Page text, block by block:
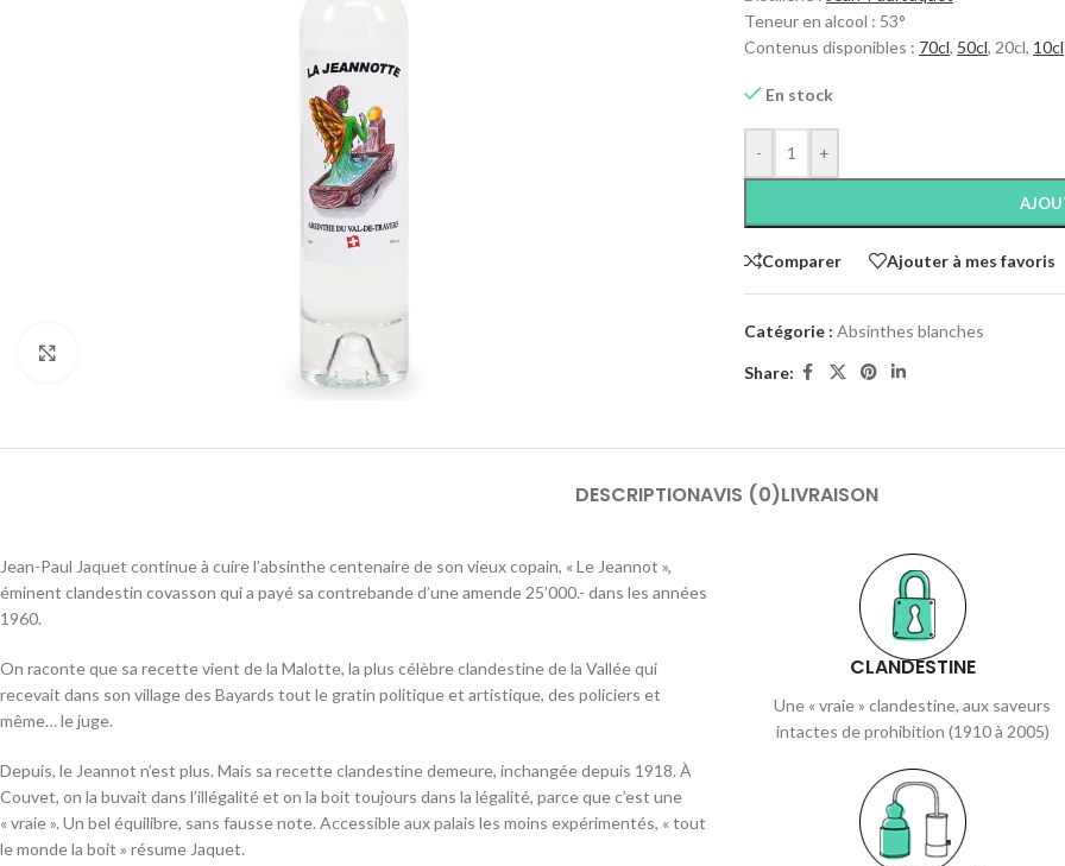
Teneur en alcool : 53°
Contenus disponibles : 70cl, 50cl, 20cl, 10cl
En stock
- +
Comparer Ajouter à mes favoris
Catégorie : Absinthes blanches
Share:
DESCRIPTIONAVIS (0)LIVRAISON
Jean-Paul Jaquet continue à cuire l’absinthe centenaire de son vieux copain, « Le Jeannot »,
éminent clandestin covasson qui a payé sa contrebande d’une amende 25’000.- dans les années
1960.
On raconte que sa recette vient de la Malotte, la plus célèbre clandestine de la Vallée qui
recevait dans son village des Bayards tout le gratin politique et artistique, des policiers et
même… le juge.
Depuis, le Jeannot n’est plus. Mais sa recette clandestine demeure, inchangée depuis 1918. À
Couvet, on la buvait dans l’illégalité et on la boit toujours dans la légalité, parce que c’est une
« vraie ». Un bel équilibre, sans fausse note. Accessible aux palais les moins expérimentés, « tout
le monde la boit » résume Jaquet.
CLANDESTINE
Une « vraie » clandestine, aux saveurs
intactes de prohibition (1910 à 2005)